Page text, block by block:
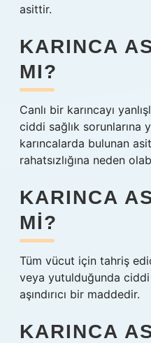
asittir.
KARINCA
MI?
Canlı bir karıncayı
ciddi sağlık sorunlarına
karıncalarda bulunan
rahatsızlığına neden
KARINCA
MI?
Tüm vücut için tahriş
veya yutulduğunda
aşındırıcı bir maddedir.
KARINCA